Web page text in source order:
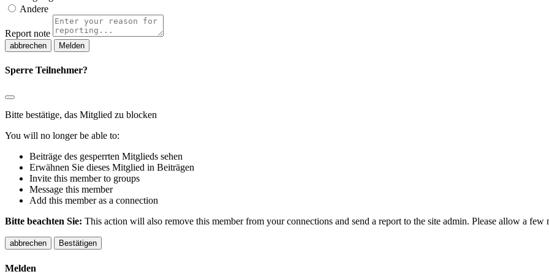
Andere
Report note
Melden
Sperre Teilnehmer?
Bitte bestätige, das Mitglied zu blocken
You will no longer be able to:
Beiträge des gesperrten Mitglieds sehen
Erwähnen Sie dieses Mitglied in Beiträgen
Invite this member to groups
Message this member
Add this member as a connection
Bitte beachten Sie: This action will also remove this member from your connections and send a report to the site admin. Please allow a few
Bestätigen
Melden